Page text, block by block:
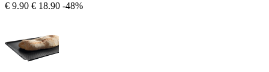
€ 9.90 € 18.90 -48%